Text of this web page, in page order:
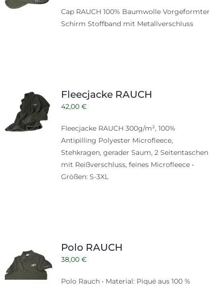
Cap RAUCH 100% Baumwolle Vorgeformter
Schirm Stoffband mit Metallverschluss
Fleecjacke RAUCH
42,00 €
Fleecjacke RAUCH 300g/m², 100%
Antipilling Polyester Microfleece,
Stehkragen, gerader Saum, 2 Seitentaschen
mit Reißverschluss, feines Microfleece •
Größen: S-3XL
Polo RAUCH
38,00 €
Polo Rauch • Material: Piqué aus 100 %